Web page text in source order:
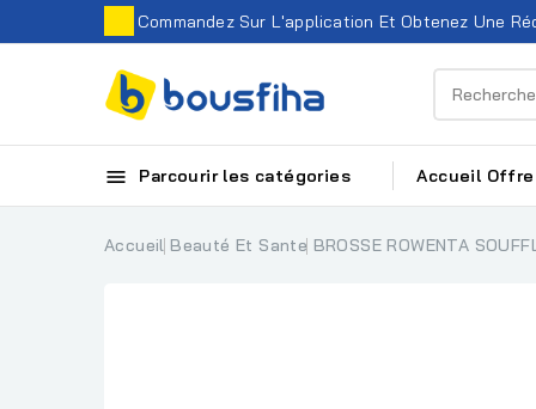
Commandez Sur L'application Et Obtenez Une
 Parcourir les catégories Accueil
Accueil Beauté Et Sante BROSSE ROWENTA